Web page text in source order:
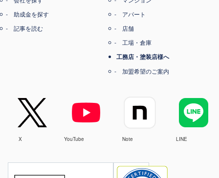
助成金を探す
記事を読む
アパート
店舗
工場・倉庫
工務店・塗装店様へ
加盟希望のご案内
X YouTube Note LINE